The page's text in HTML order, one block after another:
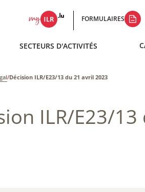
FORMULAIRES
SECTEURS D'ACTIVITÉS
/Décision ILR/E23/13 du 21 avril 2023
ILR/E23/